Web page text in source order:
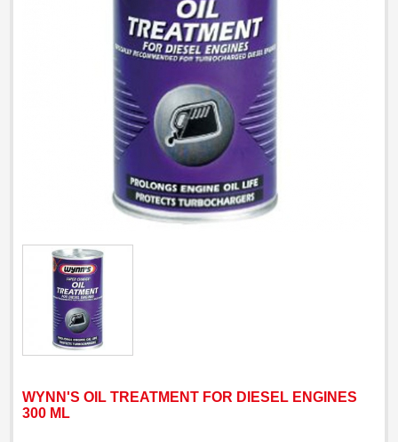
WYNN'S OIL TREATMENT FOR DIESEL ENGINES
300 ML